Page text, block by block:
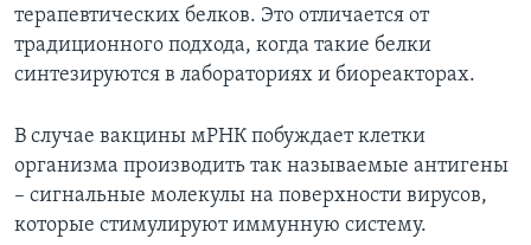
терапевтических белков. Это отличается от
традиционного подхода, когда такие белки
синтезируются в лабораториях и биореакторах.
В случае вакцины мРНК побуждает клетки
организма производить так называемые антигены
– сигнальные молекулы на поверхности вирусов,
которые стимулируют иммунную систему.